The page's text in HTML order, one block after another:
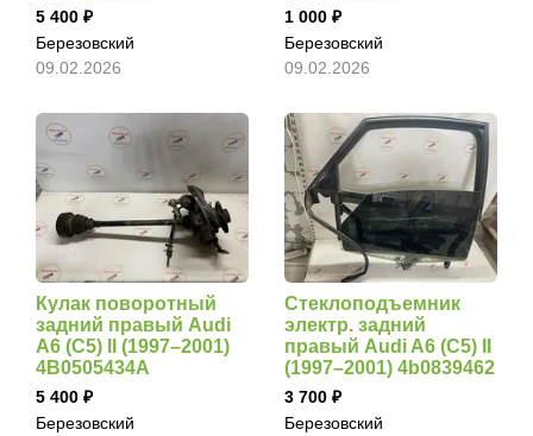
5 400
Березовский
09.02.2026
1 000
Березовский
09.02.2026
Кулак поворотный
задний правый Audi
A6 (С5) II (1997–2001)
4B0505434A
5 400
Березовский
Стеклоподъемник
электр. задний
правый Audi A6 (С5) II
(1997–2001) 4b0839462
3 700
Березовский